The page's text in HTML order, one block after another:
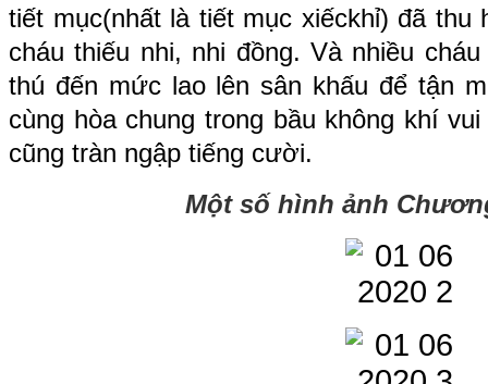
tiết mục(nhất là tiết mục xiếckhỉ) đã thu
cháu thiếu nhi, nhi đồng. Và nhiều
thú đến mức lao lên sân khấu để tận
cùng hòa chung trong bầu không khí
cũng tràn ngập tiếng cười.
Một số hình ảnh